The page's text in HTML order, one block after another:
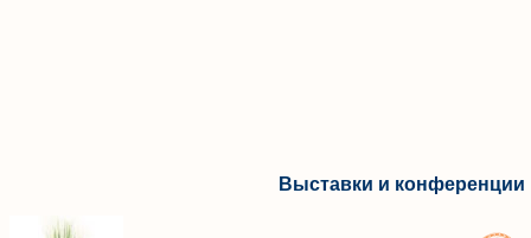
Выставки и конференции